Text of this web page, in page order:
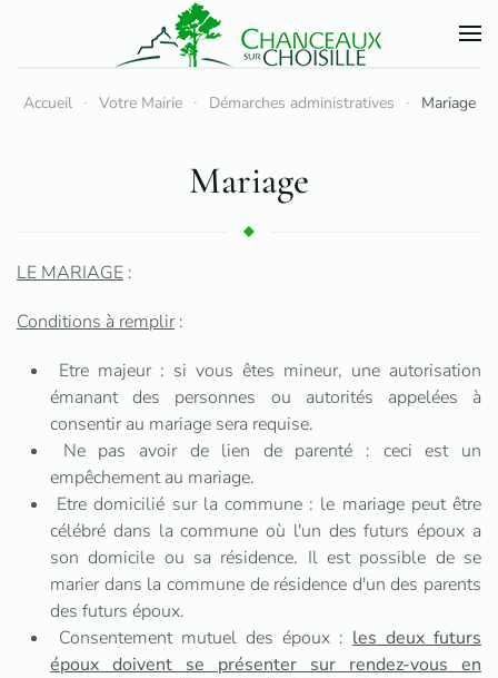
Accéder au contenu principal
Accueil Votre Mairie Démarches administratives Mariage
Mariage
LE MARIAGE :
Conditions à remplir:
Etre majeur : si vous êtes mineur, une autorisation
émanant des personnes ou autorités appelées à
consentir au mariage sera requise.
Ne pas avoir de lien de parenté : ceci est un
empêchement au mariage.
Etre domicilié sur la commune : le mariage peut être
célébré dans la commune où l'un des futurs époux a
son domicile ou sa résidence. Il est possible de se
marier dans la commune de résidence d'un des parents
des futurs époux.
Consentement mutuel des époux : les deux futurs
époux doivent se présenter sur rendez-vous en